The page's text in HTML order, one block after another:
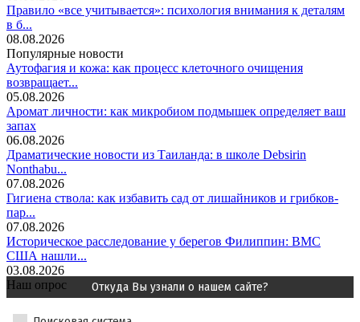
Правило «все учитывается»: психология внимания к деталям
в б...
08.08.2026
Популярные новости
Аутофагия и кожа: как процесс клеточного очищения
возвращает...
05.08.2026
Аромат личности: как микробиом подмышек определяет ваш
запах
06.08.2026
Драматические новости из Таиланда: в школе Debsirin
Nonthabu...
07.08.2026
Гигиена ствола: как избавить сад от лишайников и грибков-
пар...
07.08.2026
Историческое расследование у берегов Филиппин: ВМС
США нашли...
03.08.2026
Наш опрос
Откуда Вы узнали о нашем сайте?